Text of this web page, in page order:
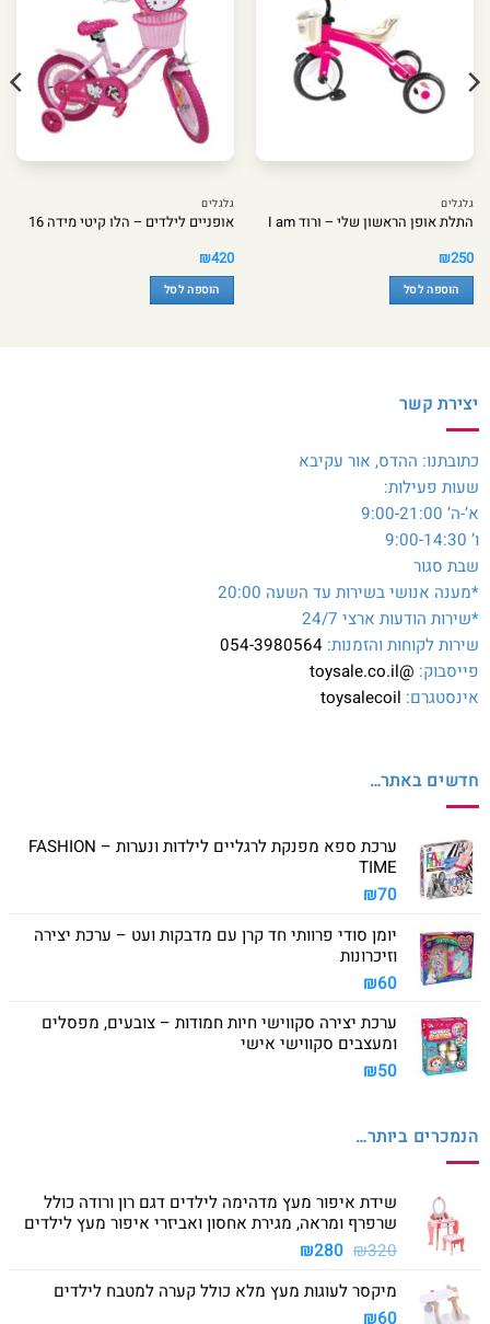
גלגלים
התלת אופן הראשון שלי – ורוד I am
₪250
הוספה לסל
גלגלים
אופניים לילדים – הלו קיטי מידה 16
₪420
הוספה לסל
יצירת קשר
כתובתנו: ההדס, אור עקיבא
שעות פעילות:
א’-ה’ 9:00-21:00
ו’ 9:00-14:30
שבת סגור
*מענה אנושי בשירות עד השעה 20:00
*שירות הודעות ארצי 24/7
שירות לקוחות והזמנות: 054-3980564
פייסבוק: @toysale.co.il
אינסטגרם: toysalecoil
חדשים באתר…
ערכת ספא מפנקת לרגליים לילדות ונערות – FASHION
TIME
₪70
יומן סודי פרוותי חד קרן עם מדבקות ועט – ערכת יצירה
וזיכרונות
₪60
ערכת יצירה סקווישי חיות חמודות – צובעים, מפסלים
ומעצבים סקווישי אישי
₪50
הנמכרים ביותר…
שידת איפור מעץ מדהימה לילדים דגם רון ורודה כולל
שרפרף ומראה, מגירת אחסון ואביזרי איפור מעץ לילדים
₪320
המחיר
היה:
₪280 המחיר
הוא:
מיקסר לעוגות מעץ מלא כולל קערה למטבח לילדים
₪60